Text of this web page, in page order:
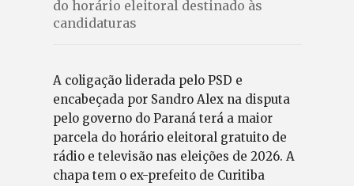
do horário eleitoral destinado às
candidaturas
A coligação liderada pelo PSD e
encabeçada por Sandro Alex na disputa
pelo governo do Paraná terá a maior
parcela do horário eleitoral gratuito de
rádio e televisão nas eleições de 2026. A
chapa tem o ex-prefeito de Curitiba